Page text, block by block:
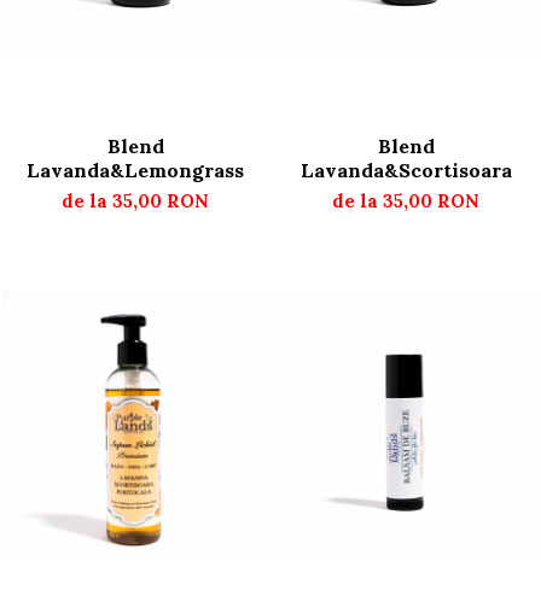
Blend
Lavanda&Lemongrass
de la 35,00 RON
Blend
Lavanda&Scortisoara
de la 35,00 RON